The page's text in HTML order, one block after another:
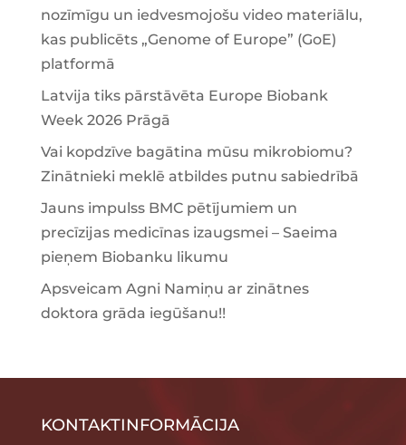
nozīmīgu un iedvesmojošu video materiālu,
kas publicēts „Genome of Europe” (GoE)
platformā
Latvija tiks pārstāvēta Europe Biobank
Week 2026 Prāgā
Vai kopdzīve bagātina mūsu mikrobiomu?
Zinātnieki meklē atbildes putnu sabiedrībā
Jauns impulss BMC pētījumiem un
precīzijas medicīnas izaugsmei – Saeima
pieņem Biobanku likumu
Apsveicam Agni Namiņu ar zinātnes
doktora grāda iegūšanu!!
KONTAKTINFORMĀCIJA